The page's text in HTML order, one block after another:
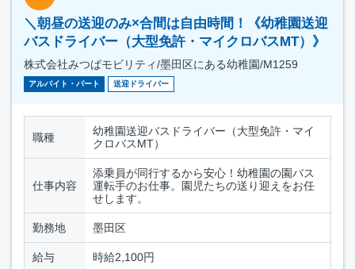
＼朝昼の送迎のみ×合間は自由時間！《幼稚園送迎
バスドライバー（大型免許・マイクロバスMT）》
株式会社みつばモビリティ/墨田区にある幼稚園/M1259
アルバイト・パート 送迎ドライバー
職種
幼稚園送迎バスドライバー（大型免許・マイ
クロバスMT）
仕事内容
添乗員が同行するから安心！幼稚園の園バス
運転手のお仕事。園児たちの送り迎えをお任
せします。
勤務地 墨田区
給与 時給2,100円